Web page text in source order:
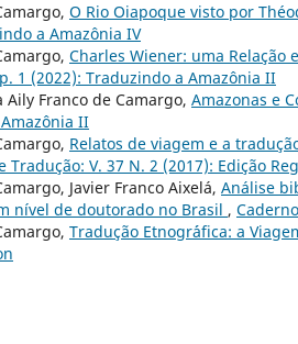
O Rio Oiapoque visto por
a Amazônia IV
Charles Wiener: uma Relação
1 (2022): Traduzindo a Amazônia II
Franco de Camargo, Amazonas e
II
Relatos de viagem e a
Tradução: V. 37 N. 2 (2017): Edição
Javier Franco Aixelá, Análise
nível de doutorado no Brasil ,
Tradução Etnogr´´afica: a